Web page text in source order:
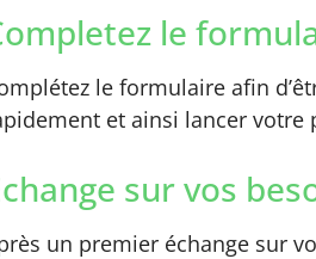
le
le formulaire afin
et ainsi lancer votre
sur vos
un premier échange sur